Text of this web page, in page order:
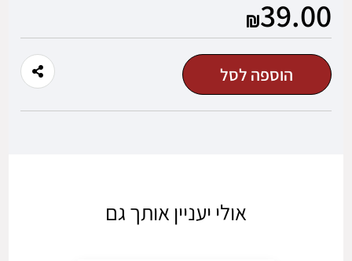
משתמש חדש/אורח
להרשמה
39.00
הוספה לסל
אולי יעניין אותך גם